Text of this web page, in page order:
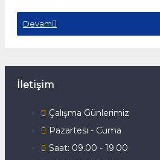
Devam
İletişim
Çalışma Günlerimiz
Pazartesi - Cuma
Saat: 09.00 - 19.00